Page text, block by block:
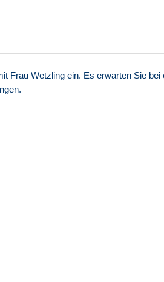
Frau Wetzling ein. Es erwarten Sie bei